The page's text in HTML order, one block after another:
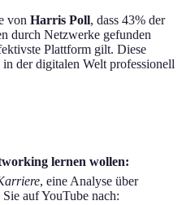
von Harris Poll, dass 43% der
durch Netzwerke gefunden
Plattform gilt. Diese
der digitalen Welt professionell
lernen wollen:
, eine Analyse über
auf YouTube nach: